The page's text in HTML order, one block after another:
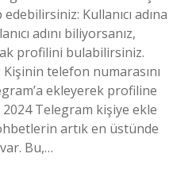
Kullanıcı adına
adını biliyorsanız,
profilini bulabilirsiniz.
telefon numarasını
ekleyerek profiline
Telegram kişiye ekle
artık en üstünde
Bu,…